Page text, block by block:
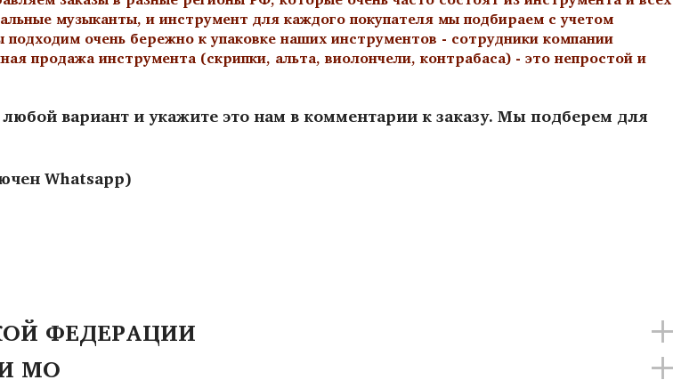
музыканты, и инструмент для каждого покупателя мы подбираем с учетом
очень бережно к упаковке наших инструментов - сотрудники компании
продажа инструмента (скрипки, альта, виолончели, контрабаса) - это непростой и
вариант и укажите это нам в комментарии к заказу. Мы подберем для
Whatsapp)
ФЕДЕРАЦИИ
МО